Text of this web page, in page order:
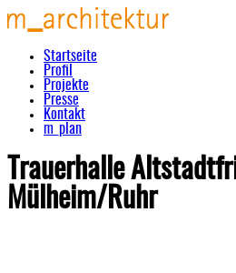
Startseite
Profil
Projekte
Presse
Kontakt
m_plan
Trauerhalle
Mülheim/Ruhr